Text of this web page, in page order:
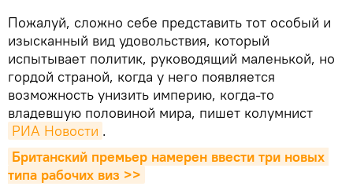
Пожалуй, сложно себе представить тот особый и
изысканный вид удовольствия, который
испытывает политик, руководящий маленькой, но
гордой страной, когда у него появляется
возможность унизить империю, когда-то
владевшую половиной мира, пишет колумнист
РИА Новости .
Британский премьер намерен ввести три новых
типа рабочих виз >>